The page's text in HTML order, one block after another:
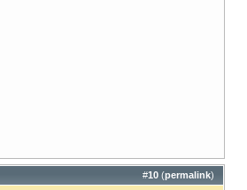
#10 (permalink)